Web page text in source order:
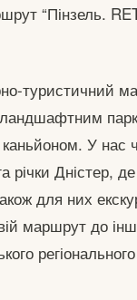
“Пінзель.
туристичний
ландшафтним
У нас
річки Дністер,
для них
маршрут до